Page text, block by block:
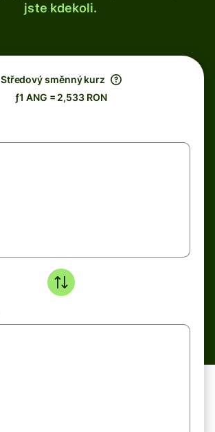
jste kdekoli.
Středový směnný kurz
ƒ1 ANG = 2,533 RON